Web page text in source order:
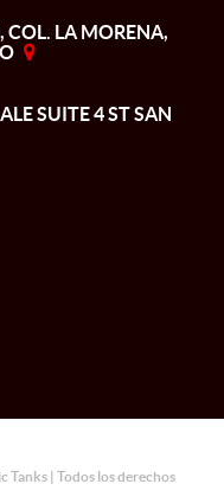
LA MORENA,
SUITE 4 ST SAN
| Todos los derechos